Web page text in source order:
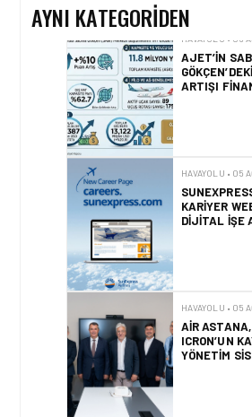
AYNI KATEGORIDEN
HAVAYOLU • 05
AJET’IN
ARTIŞI
HAVAYOLU • 05
KARIYER
DIJITAL İŞE
HAVAYOLU • 05
AIR
ICRON’UN
YÖNETIM